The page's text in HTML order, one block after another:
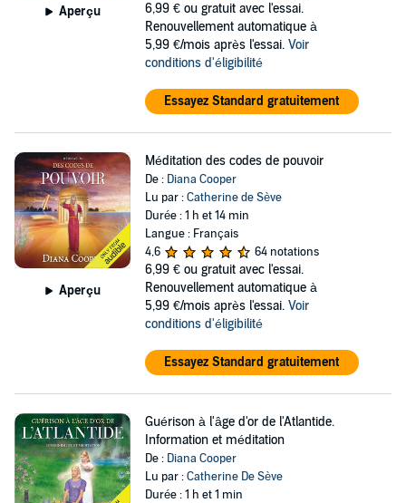
Aperçu 6,99 € ou gratuit avec l'essai.
Renouvellement automatique à
5,99 €/mois après l'essai. Voir
conditions d'éligibilité
Essayez Standard gratuitement
Aperçu
Méditation des codes de pouvoir
De : Diana Cooper
Lu par :Catherine de Sève
Durée : 1 h et 14 min
Langue : Français
4,6
64 notations
6,99 € ou gratuit avec l'essai.
Renouvellement automatique à
5,99 €/mois après l'essai. Voir
conditions d'éligibilité
Essayez Standard gratuitement
Guérison à l'âge d'or de l'Atlantide.
Information et méditation
De : Diana Cooper
Lu par :Catherine De Sève
Durée : 1 h et 1 min